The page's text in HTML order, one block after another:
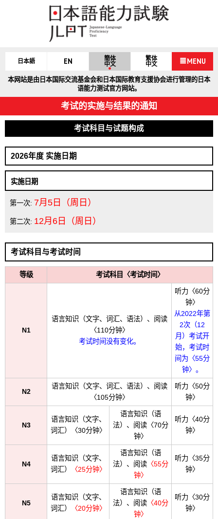
日本語 EN
簡体
中文
繁体
中文
MENU
本网站是由日本国际交流基金会和日本国际教育支援协会进行管理的日本
语能力测试官方网站。
考试的实施与结果的通知
考试科目与试题构成
2026年度 实施日期
实施日期
第一次: 7月5日（周日）
第二次: 12月6日（周日）
考试科目与考试时间
等级 考试科目〈考试时间〉
N1
语言知识（文字、词汇、语法）、阅读
〈110分钟〉
考试时间没有变化。
听力〈60分
钟〉
从2022年第
2次（12
月）考试开
始，考试时
间为〈55分
钟〉。
N2
语言知识（文字、词汇、语法）、阅读
〈105分钟〉
听力〈50分
钟〉
N3
语言知识（文字、
词汇）〈30分钟〉
语言知识（语
法）、阅读〈70分
钟〉
听力〈40分
钟〉
N4
语言知识（文字、
词汇）
〈25分钟〉
语言知识（语
法）、阅读〈55分
钟〉
听力〈35分
钟〉
N5
语言知识（文字、
词汇）
〈20分钟〉
语言知识（语
法）、阅读〈40分
钟〉
听力〈30分
钟〉